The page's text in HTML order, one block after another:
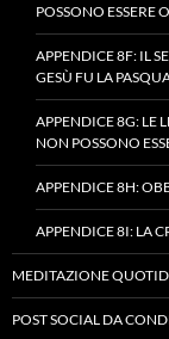
POSSONO ESSERE
APPENDICE 8F: IL
GESÙ FU LA
APPENDICE 8G: LE
NON POSSONO
APPENDICE 8H:
APPENDICE 8I: LA
MEDITAZIONE
POST SOCIAL DA